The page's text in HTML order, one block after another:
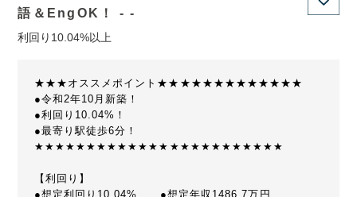
語＆EngOK！ - -
利回り10.04%以上
★★★オススメポイント★★★★★★★★★★★★★
●令和2年10月新築！
●利回り10.04%！
●最寄り駅徒歩6分！
★★★★★★★★★★★★★★★★★★★★★★★★
【利回り】
●想定利回り10.04% ●想定年収1486.7万円